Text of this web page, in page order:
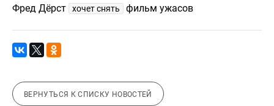
Фред Дёрст хочет снять фильм ужасов
ВЕРНУТЬСЯ К СПИСКУ НОВОСТЕЙ